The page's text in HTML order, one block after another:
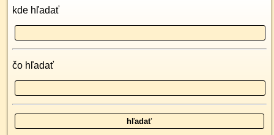
kde hľadať
čo hľadať